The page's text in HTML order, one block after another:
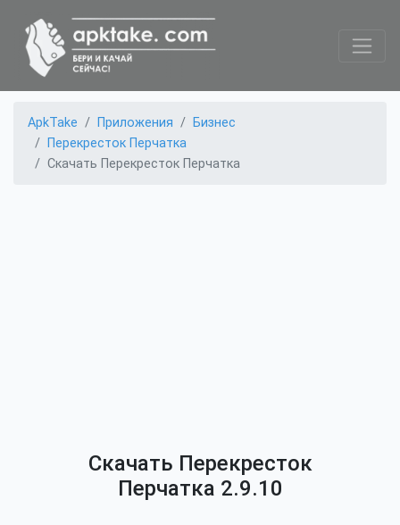
ApkTake Приложения
Бизнес
Перекресток Перчатка
Скачать Перекресток Перчатка
Скачать Перекресток
Перчатка 2.9.10